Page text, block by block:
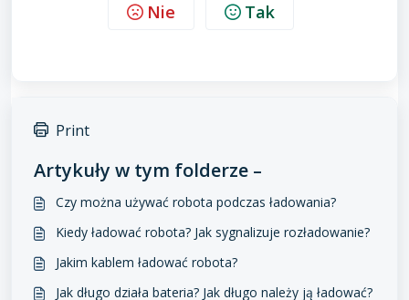
Nie Tak
Print
Artykuły w tym folderze –
Czy można używać robota podczas ładowania?
Kiedy ładować robota? Jak sygnalizuje rozładowanie?
Jakim kablem ładować robota?
Jak długo działa bateria? Jak długo należy ją ładować?